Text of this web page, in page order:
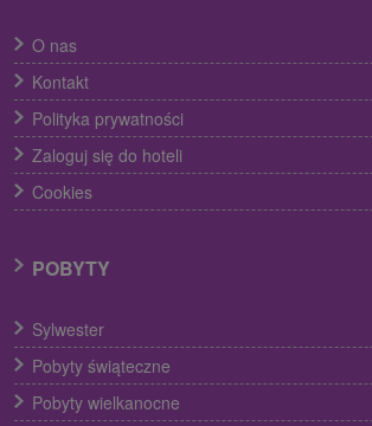
O nas
Kontakt
Polityka prywatności
Zaloguj się do hoteli
Cookies
POBYTY
Sylwester
Pobyty świąteczne
Pobyty wielkanocne